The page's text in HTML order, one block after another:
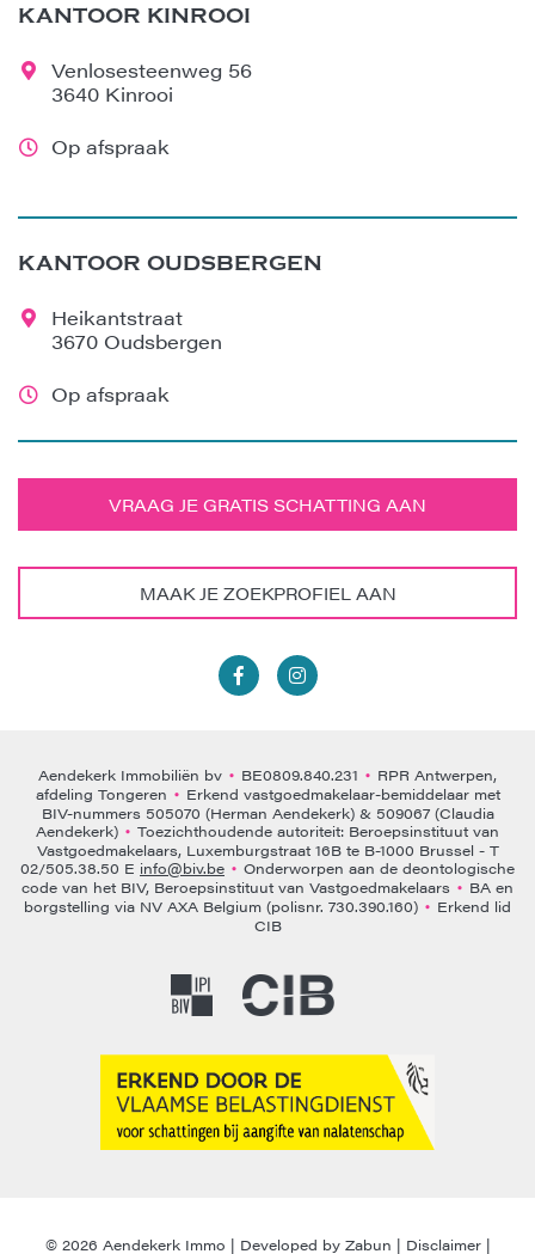
KANTOOR KINROOI
Venlosesteenweg 56
3640 Kinrooi
Op afspraak
KANTOOR OUDSBERGEN
Heikantstraat
3670 Oudsbergen
Op afspraak
VRAAG JE GRATIS SCHATTING AAN
MAAK JE ZOEKPROFIEL AAN
Aendekerk Immobiliën bv • BE0809.840.231 • RPR Antwerpen,
afdeling Tongeren • Erkend vastgoedmakelaar-bemiddelaar met
BIV-nummers 505070 (Herman Aendekerk) & 509067 (Claudia
Aendekerk) • Toezichthoudende autoriteit: Beroepsinstituut van
Vastgoedmakelaars, Luxemburgstraat 16B te B-1000 Brussel - T
02/505.38.50 E info@biv.be • Onderworpen aan de deontologische
code van het BIV, Beroepsinstituut van Vastgoedmakelaars • BA en
borgstelling via NV AXA Belgium (polisnr. 730.390.160) • Erkend lid
CIB
© 2026 Aendekerk Immo | Developed by Zabun | Disclaimer|